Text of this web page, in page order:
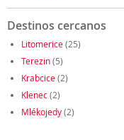
Destinos cercanos
Litomerice(25)
Terezin(5)
Krabcice(2)
Klenec(2)
Mlékojedy(2)